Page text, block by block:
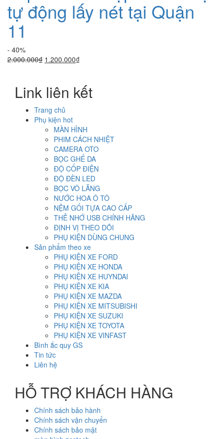
tự động lấy nét tại Quận
11
- 40%
2.000.000₫ Giá
2.000.000₫.
1.200.000₫Giá
là:
1.200.000₫.
Link liên kết
Trang chủ
Phụ kiện hot
MÀN HÌNH
PHIM CÁCH NHIỆT
CAMERA OTO
BỌC GHẾ DA
ĐỘ CỐP ĐIỆN
ĐỘ ĐÈN LED
BỌC VÔ LĂNG
NƯỚC HOA Ô TÔ
NỆM GỐI TỰA CAO CẤP
THẺ NHỚ USB CHÍNH HÃNG
ĐỊNH VỊ THEO DÕI
PHỤ KIỆN DÙNG CHUNG
Sản phẩm theo xe
PHỤ KIỆN XE FORD
PHỤ KIỆN XE HONDA
PHỤ KIỆN XE HUYNDAI
PHỤ KIỆN XE KIA
PHỤ KIỆN XE MAZDA
PHỤ KIỆN XE MITSUBISHI
PHỤ KIỆN XE SUZUKI
PHỤ KIỆN XE TOYOTA
PHỤ KIỆN XE VINFAST
Bình ắc quy GS
Tin tức
Liên hệ
HỖ TRỢ KHÁCH HÀNG
Chính sách bảo hành
Chính sách vận chuyển
Chính sách bảo mật